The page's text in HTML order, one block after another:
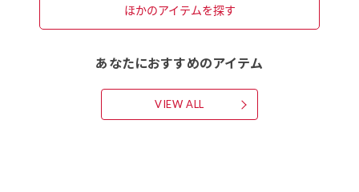
ほかのアイテムを探す
あなたにおすすめのアイテム
VIEW ALL